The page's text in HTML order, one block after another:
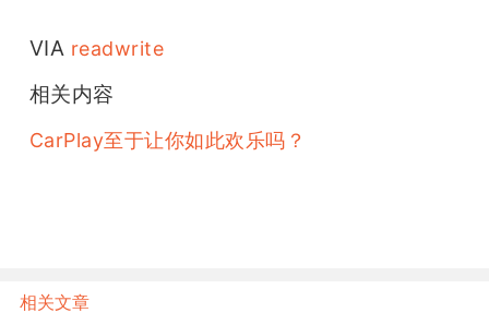
VIA readwrite
相关内容
CarPlay至于让你如此欢乐吗？
相关文章